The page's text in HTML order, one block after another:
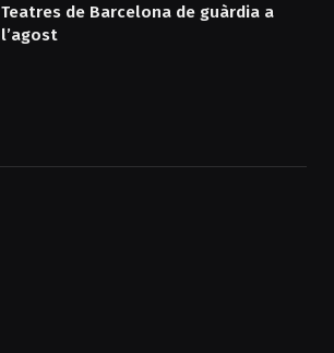
Teatres de Barcelona de guàrdia a
l’agost